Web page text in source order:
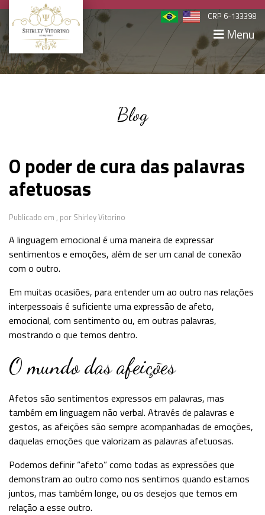
CRP 6-133398
Menu
Blog
O poder de cura das palavras
afetuosas
Publicado em , por Shirley Vitorino
A linguagem emocional é uma maneira de expressar
sentimentos e emoções, além de ser um canal de conexão
com o outro.
Em muitas ocasiões, para entender um ao outro nas relações
interpessoais é suficiente uma expressão de afeto,
emocional, com sentimento ou, em outras palavras,
mostrando o que temos dentro.
O mundo das afeições
Afetos são sentimentos expressos em palavras, mas
também em linguagem não verbal. Através de palavras e
gestos, as afeições são sempre acompanhadas de emoções,
daquelas emoções que valorizam as palavras afetuosas.
Podemos definir “afeto” como todas as expressões que
demonstram ao outro como nos sentimos quando estamos
juntos, mas também longe, ou os desejos que temos em
relação a esse outro.